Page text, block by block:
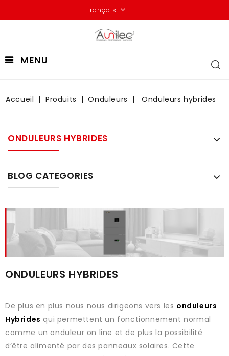
Français
MENU
Accueil Produits Onduleurs Onduleurs hybrides
ONDULEURS HYBRIDES
BLOG CATEGORIES
ONDULEURS HYBRIDES
De plus en plus nous nous dirigeons vers les onduleurs
Hybrides qui permettent un fonctionnement normal
comme un onduleur on line et de plus la possibilité
d’être alimenté par des panneaux solaires. Cette